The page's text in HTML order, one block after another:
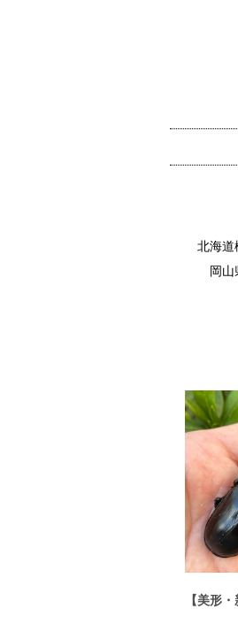
北海道
岡山